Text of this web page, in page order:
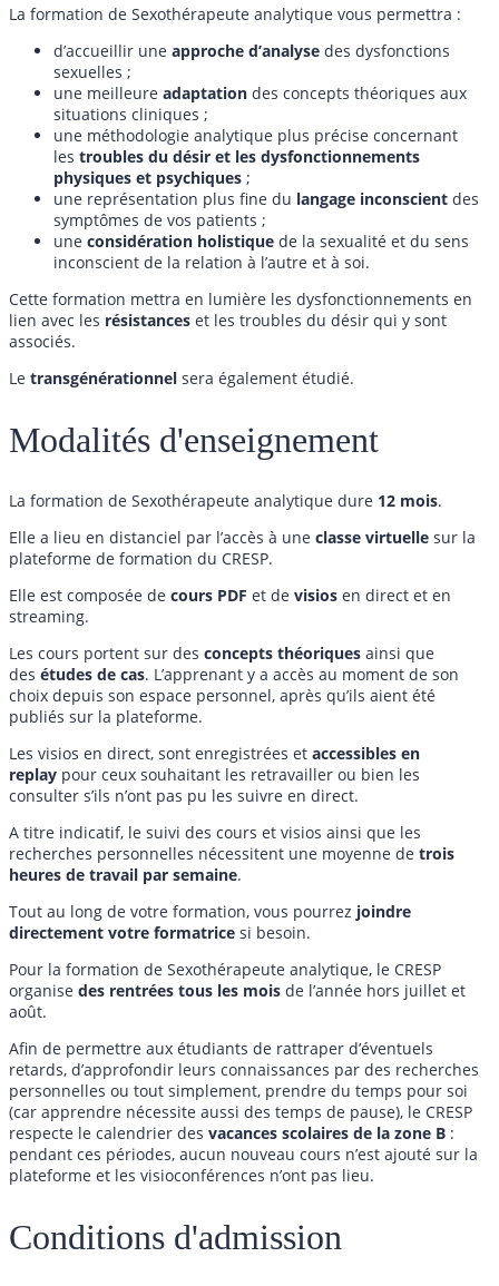
La formation de Sexothérapeute analytique vous permettra :
d’accueillir une approche d’analyse des dysfonctions
sexuelles ;
une meilleure adaptation des concepts théoriques aux
situations cliniques ;
une méthodologie analytique plus précise concernant
les troubles du désir et les dysfonctionnements
physiques et psychiques ;
une représentation plus fine du langage inconscient des
symptômes de vos patients ;
une considération holistique de la sexualité et du sens
inconscient de la relation à l’autre et à soi.
Cette formation mettra en lumière les dysfonctionnements en
lien avec les résistances et les troubles du désir qui y sont
associés.
Le transgénérationnel sera également étudié.
Modalités d'enseignement
La formation de Sexothérapeute analytique dure 12 mois.
Elle a lieu en distanciel par l’accès à une classe virtuelle sur la
plateforme de formation du CRESP.
Elle est composée de cours PDF et de visios en direct et en
streaming.
Les cours portent sur des concepts théoriques ainsi que
des études de cas. L’apprenant y a accès au moment de son
choix depuis son espace personnel, après qu’ils aient été
publiés sur la plateforme.
Les visios en direct, sont enregistrées et accessibles en
replay pour ceux souhaitant les retravailler ou bien les
consulter s’ils n’ont pas pu les suivre en direct.
A titre indicatif, le suivi des cours et visios ainsi que les
recherches personnelles nécessitent une moyenne de trois
heures de travail par semaine.
Tout au long de votre formation, vous pourrez joindre
directement votre formatrice si besoin.
Pour la formation de Sexothérapeute analytique, le CRESP
organise des rentrées tous les mois de l’année hors juillet et
août.
Afin de permettre aux étudiants de rattraper d’éventuels
retards, d’approfondir leurs connaissances par des recherches
personnelles ou tout simplement, prendre du temps pour soi
(car apprendre nécessite aussi des temps de pause), le CRESP
respecte le calendrier des vacances scolaires de la zone B :
pendant ces périodes, aucun nouveau cours n’est ajouté sur la
plateforme et les visioconférences n’ont pas lieu.
Conditions d'admission